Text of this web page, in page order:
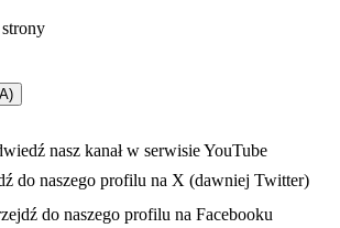
- otwiera się w nowej karcie
nasz kanał w serwisie YouTube
w nowej karcie
do naszego profilu na X (dawniej Twitter)
- otwiera się w nowej karcie
do naszego profilu na Facebooku